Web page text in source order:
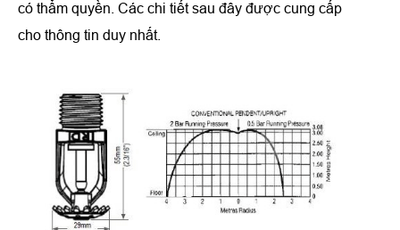
có thẩm quyền. Các chi tiết sau đây được cung cấp
cho thông tin duy nhất.